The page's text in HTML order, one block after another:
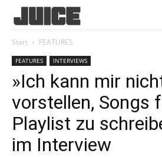
Start FEATURES
FEATURES INTERVIEWS
»Ich kann mir
vorstellen, Songs
Playlist zu
im Interview